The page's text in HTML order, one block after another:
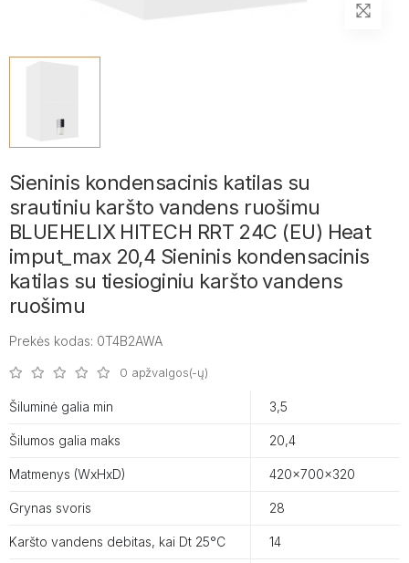
Sieninis kondensacinis katilas su
srautiniu karšto vandens ruošimu
BLUEHELIX HITECH RRT 24C (EU) Heat
imput_max 20,4 Sieninis kondensacinis
katilas su tiesioginiu karšto vandens
ruošimu
Prekės kodas: 0T4B2AWA
0 apžvalgos(-ų)
Šiluminė galia min 3,5
Šilumos galia maks 20,4
Matmenys (WxHxD) 420×700×320
Grynas svoris 28
Karšto vandens debitas, kai Dt 25°C 14